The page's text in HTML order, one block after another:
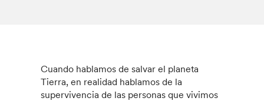
Cuando hablamos de salvar el planeta
Tierra, en realidad hablamos de la
supervivencia de las personas que vivimos